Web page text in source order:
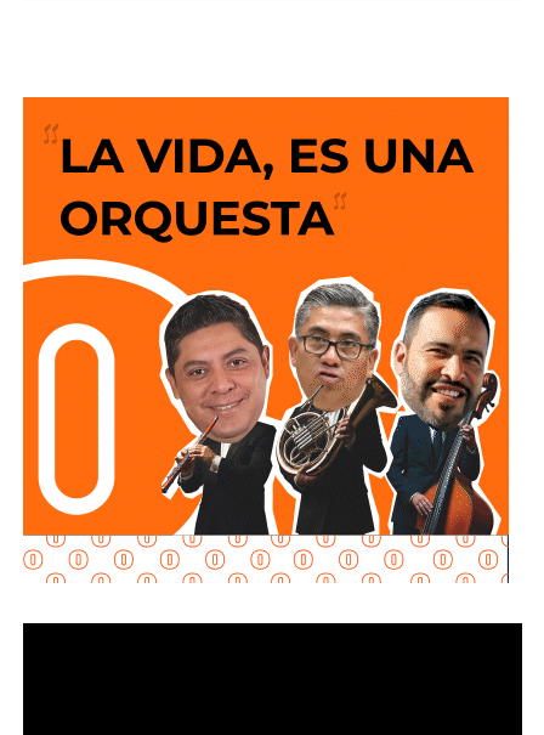
Gobierno de México con el objetivo de garantizar el
Transparencia (PNT).
“En la ley actual está establecido que los servidores
públicos pueden determinar qué se hace público y qué no,
dependiendo de la seguridad nacional o del procedimiento
en el que está la información. Con este Decreto ya no lo
dejamos a criterio del servidor público, ya no lo dejamos a
criterio de un secretario, de otra secretaria, de un director
de un área de Pemex o de CFE, o de cualquier Secretaría”.
“Ya hay un lineamiento específico de realmente lo que
debe ser transparente y aquello que, por el procedimiento
administrativo judicial, no puede informarse dado que está
en un procedimiento y puede caerse el procedimiento
judicial o administrativo, o lo que realmente es de
seguridad nacional. Entonces, para ello en un mes se va a
fortalecer incluso más esta Plataforma de Transparencia.
Y cada mes se va a estar informando de los contratos